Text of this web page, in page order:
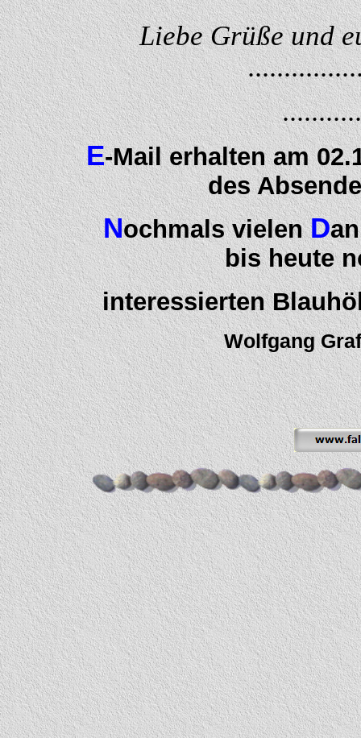
Liebe Grüße und
E-Mail erhalten am
des
Nochmals vielenD
bis heute
interessierten
Wolfgang